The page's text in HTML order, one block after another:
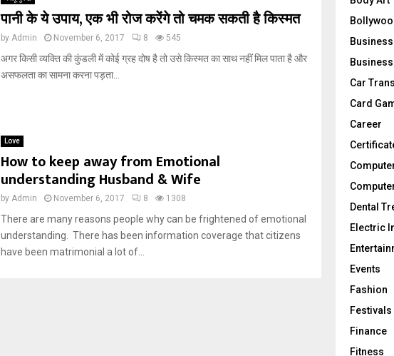
पानी के ये उपाय, एक भी रोज करेंगे तो चमक सकती है किस्मत
by Admin November 6, 2017 8 545
अगर किसी व्यक्ति की कुंडली में कोई ग्रह दोष है तो उसे किस्मत का साथ नहीं मिल पाता है और
असफलता का सामना करना पड़ता...
Love
How to keep away from Emotional
understanding Husband & Wife
by Admin November 6, 2017 8 1308
There are many reasons people why can be frightened of emotional
understanding. There has been information coverage that citizens
have been matrimonial a lot of...
Car
Card
Career
Dental
Electric
Events
Fashion
Festivals
Finance
Fitness